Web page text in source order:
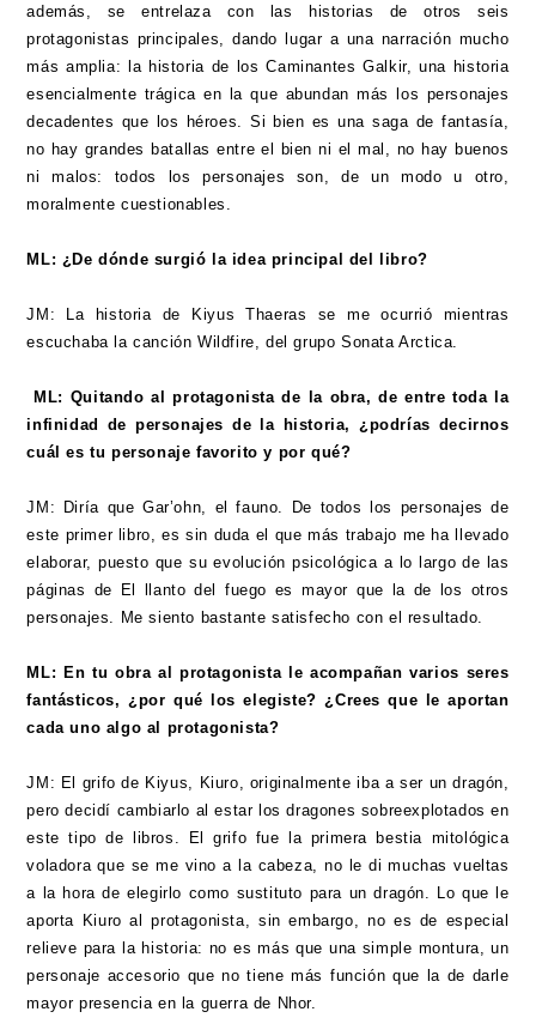
además, se entrelaza con las historias de otros seis
protagonistas principales, dando lugar a una narración mucho
más amplia: la historia de los Caminantes Galkir, una historia
esencialmente trágica en la que abundan más los personajes
decadentes que los héroes. Si bien es una saga de fantasía,
no hay grandes batallas entre el bien ni el mal, no hay buenos
ni malos: todos los personajes son, de un modo u otro,
moralmente cuestionables.
ML: ¿De dónde surgió la idea principal del libro?
JM: La historia de Kiyus Thaeras se me ocurrió mientras
escuchaba la canción Wildfire, del grupo Sonata Arctica.
ML: Quitando al protagonista de la obra, de entre toda la
infinidad de personajes de la historia, ¿podrías decirnos
cuál es tu personaje favorito y por qué?
JM: Diría que Gar’ohn, el fauno. De todos los personajes de
este primer libro, es sin duda el que más trabajo me ha llevado
elaborar, puesto que su evolución psicológica a lo largo de las
páginas de El llanto del fuego es mayor que la de los otros
personajes. Me siento bastante satisfecho con el resultado.
ML: En tu obra al protagonista le acompañan varios seres
fantásticos, ¿por qué los elegiste? ¿Crees que le aportan
cada uno algo al protagonista?
JM: El grifo de Kiyus, Kiuro, originalmente iba a ser un dragón,
pero decidí cambiarlo al estar los dragones sobreexplotados en
este tipo de libros. El grifo fue la primera bestia mitológica
voladora que se me vino a la cabeza, no le di muchas vueltas
a la hora de elegirlo como sustituto para un dragón. Lo que le
aporta Kiuro al protagonista, sin embargo, no es de especial
relieve para la historia: no es más que una simple montura, un
personaje accesorio que no tiene más función que la de darle
mayor presencia en la guerra de Nhor.